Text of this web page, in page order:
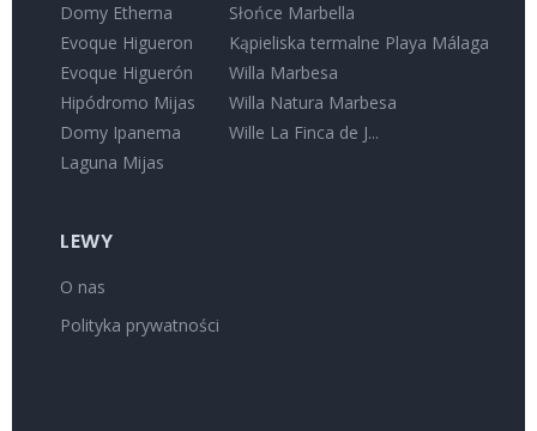
Domy Etherna
Evoque Higueron
Evoque Higuerón
Hipódromo Mijas
Domy Ipanema
Laguna Mijas
Słońce Marbella
Kąpieliska termalne Playa Málaga
Willa Marbesa
Willa Natura Marbesa
Wille La Finca de J...
LEWY
O nas
Polityka prywatności